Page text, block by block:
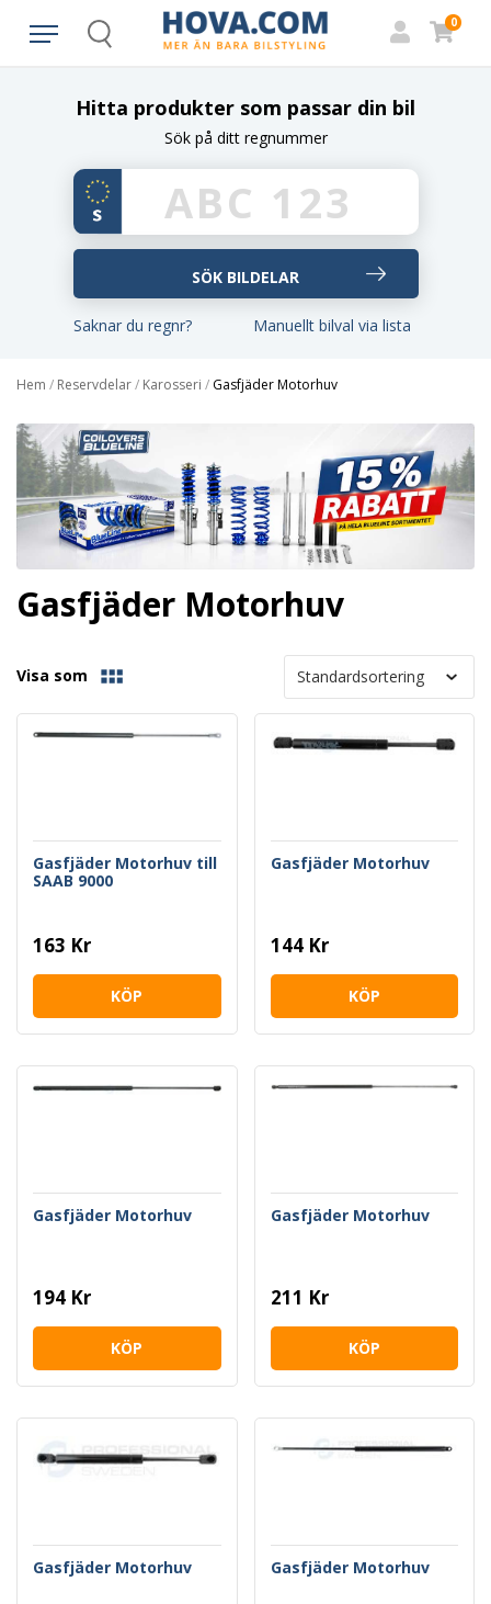
Search
0
Hitta produkter som passar din bil
Sök på ditt regnummer
Saknar du regnr? Manuellt bilval via lista
Hem / Reservdelar/ Karosseri / Gasfjäder Motorhuv
Gasfjäder Motorhuv
Visa som
Gasfjäder Motorhuv till
SAAB 9000
163 Kr
KÖP
Gasfjäder Motorhuv
144 Kr
KÖP
Gasfjäder Motorhuv
194 Kr
KÖP
Gasfjäder Motorhuv
211 Kr
KÖP
Gasfjäder Motorhuv Gasfjäder Motorhuv